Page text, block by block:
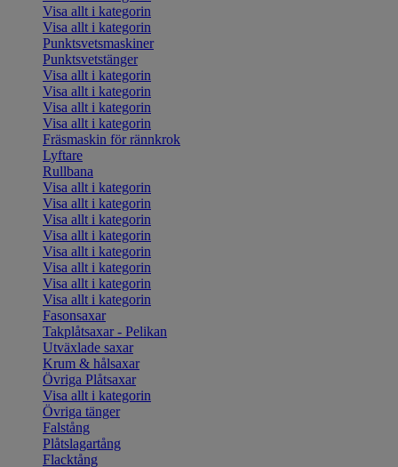
Visa allt i kategorin
Visa allt i kategorin
Punktsvetsmaskiner
Punktsvetstänger
Visa allt i kategorin
Visa allt i kategorin
Visa allt i kategorin
Visa allt i kategorin
Fräsmaskin för rännkrok
Lyftare
Rullbana
Visa allt i kategorin
Visa allt i kategorin
Visa allt i kategorin
Visa allt i kategorin
Visa allt i kategorin
Visa allt i kategorin
Visa allt i kategorin
Visa allt i kategorin
Fasonsaxar
Takplåtsaxar - Pelikan
Utväxlade saxar
Krum & hålsaxar
Övriga Plåtsaxar
Visa allt i kategorin
Övriga tänger
Falstång
Plåtslagartång
Flacktång